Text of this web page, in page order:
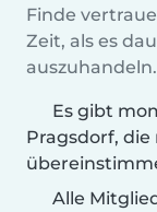
Finde
Zeit, als es
auszuhandeln.
Es gibt
Pragsdorf,
Alle